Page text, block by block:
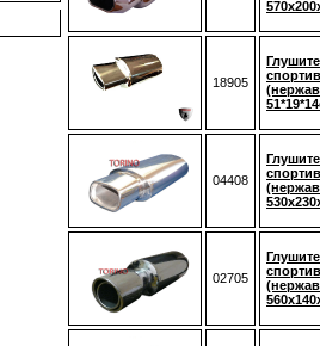
18905
04408
02705